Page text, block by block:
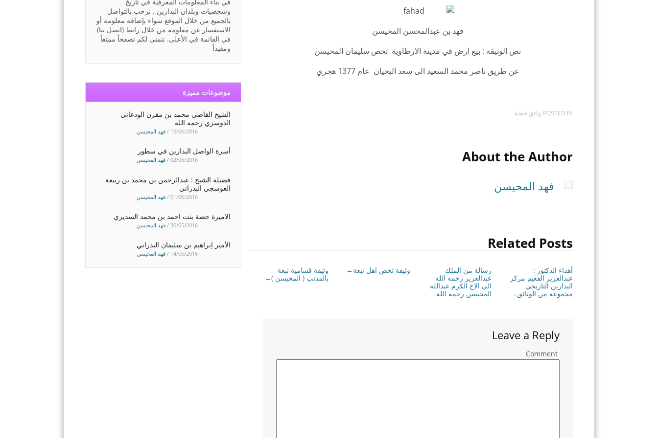
فهد بن عبدالمحسن المحيسن
نص الوثيقة : بيع ارض في مدينة الارطاوية تخص سليمان المحيسن
عن طريق ناصر محمد السعيد الى سعد اليحيان عام 1377 هجري
POSTED IN وثائق خطية
About the Author
فهد المحيسن
Related Posts
أهداء الدكتور :
عبدالعزيز الفعيم مركز
البدارين التاريخي
مجموعة من الوثائق →
رسالة من الملك
عبدالعزيز رحمه الله
الى الاخ الكرم عبدالله
المحيسن رحمه الله →
وثيقة تخص اهل نبعة →
وثيقة قسامية نبعة
بالمذنب ( المحيسن )→
Leave a Reply
Comment
وشخصيات وبلدان البدارين . نرحب بالتواصل
بالجميع من خلال الموقع سواء بإضافة معلومة أو
الاستفسار عن معلومة من خلال رابط (اتصل بنا)
في القائمة في الأعلى. نتمنى لكم تصفحاً ممتعاً
ومفيداً
موضوعات مميزة
الشيخ القاضي محمد بن مقرن الودعاني
الدوسري رحمه الله
10/06/2016
/ فهد المحيسن
أسرة الواصل البدارين في سطور
02/06/2016
/ فهد المحيسن
فضيلة الشيخ : عبدالرحمن بن محمد بن ربيعة
العوسجي البدراني
01/06/2016
/ فهد المحيسن
الاميرة حصة بنت احمد بن محمد السديري
30/05/2016
/ فهد المحيسن
الأمير إبراهيم بن سليمان البدراني
14/05/2016
/ فهد المحيسن